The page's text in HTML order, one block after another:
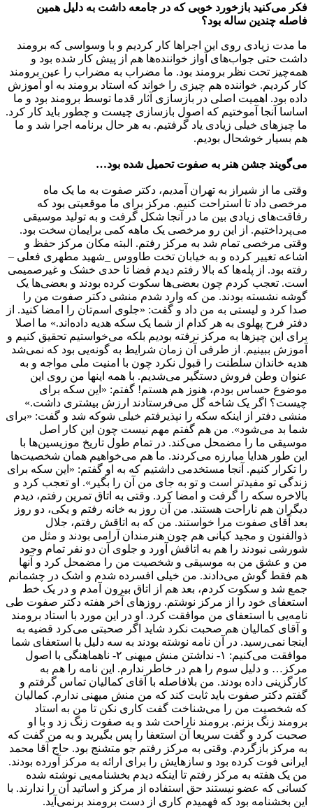
فکر می‌کنید بازخورد خوبی که در جامعه داشت به دلیل همین
فاصله چندین ساله بود؟
ما مدت زیادی روی این اجراها کار کردیم و با وسواسی که برومند
داشت حتی جواب‌های آواز خواننده‌ها هم از پیش کار شده بود و
همه‌چیز تحت نظر برومند بود. ما مضراب به مضراب را عین برومند
کار کردیم. خواننده هم چیزی را خواند که استاد برومند به او آموزش
داده بود. اهمیت اصلی در بازسازی آثار قدما توسط برومند بود و ما
اساسا آنجا آموختیم که اصول بازسازی چیست و چطور باید کار کرد.
ما چیزهای خیلی زیادی یاد گرفتیم. به هر حال برنامه اجرا شد و ما
هم بسیار خوشحال بودیم.
می‌گویند جشن هنر به صفوت تحمیل شده بود…
وقتی ما از شیراز به تهران آمدیم، دکتر صفوت به ما یک ماه
مرخصی داد تا استراحت کنیم. مرکز برای ما موقعیتی بود که
رفاقت‌های زیادی بین ما در آنجا شکل گرفت و به تولید موسیقی
می‌پرداختیم. از این رو مرخصی یک ماهه کمی برایمان سخت بود.
وقتی مرخصی تمام شد به مرکز رفتم. البته مکان مرکز حفظ و
اشاعه تغییر کرده و به خیابان تخت طاووس _شهید مطهری فعلی –
رفته بود. از پله‌ها که بالا رفتم دیدم فضا تا حدی خشک و غیرصمیمی
است. تعجب کردم چون بعضی‌ها سکوت کرده بودند و بعضی‌ها یک
گوشه نشسته بودند. من که وارد شدم منشی دکتر صفوت من را
صدا کرد و لیستی به من داد و گفت: «جلوی اسم‌تان را امضا کنید. از
دفتر فرح پهلوی به هر کدام از شما یک سکه هدیه داده‌اند.» ما اصلا
برای این چیزها به مرکز نرفته بودیم بلکه می‌خواستیم تحقیق کنیم و
آموزش ببینیم. از طرفی آن زمان شرایط به گونه‌یی بود که نمی‌شد
هدیه خاندان سلطنت را قبول نکرد چون با امنیت ملی مواجه و به
عنوان وطن فروش دستگیر می‌شدیم. با همه اینها من روی این
موضوع حساس بودم، هنوز هم هستم! گفتم: «این سکه برای
چیست؟ اگر یک شاخه گل می‌فرستادند ارزش بیشتری داشت.»
منشی دفتر از اینکه سکه را نپذیرفتم خیلی شوکه شد و گفت: «برای
شما بد می‌شود». من هم گفتم مهم نیست چون این کار اصل
موسیقی ما را مضمحل می‌کند. در تمام طول تاریخ موزیسین‌ها با
این طور هدایا مبارزه می‌کردند. ما هم می‌خواهیم همان شخصیت‌ها
را تکرار کنیم. آنجا مستخدمی داشتیم که به او گفتم: «این سکه برای
زندگی تو مفید‌تر است و تو به جای من آن را بگیر». او تعجب کرد و
بالاخره سکه را گرفت و امضا کرد. وقتی به اتاق تمرین رفتم، دیدم
دیگران هم ناراحت هستند. من آن روز به خانه رفتم و یکی، دو روز
بعد آقای صفوت مرا خواستند. من که به اتاقش رفتم، جلال
ذوالفنون و مجید کیانی هم چون هنرمندان آرامی بودند و مثل من
شورشی نبودند را هم به اتاقش آورد و جلوی آن دو نفر تمام وجود
من و عشق من به موسیقی و شخصیت من را مضمحل کرد و آنها
هم فقط گوش می‌دادند. من خیلی افسرده شدم و اشک در چشمانم
جمع شد و سکوت کردم، بعد هم از اتاق بیرون آمدم و در یک خط
استعفای خود را از مرکز نوشتم. روزهای آخر هفته دکتر صفوت طی
نامه‌یی با استعفای من موافقت کرد. او در این مورد با استاد برومند
و آقای کمالیان هم صحبت نکرد شاید اگر صحبتی می‌کرد قضیه به
اینجا نمی‌رسید. در آن نامه نوشته بودند به سه دلیل با استعفای شما
موافقت می‌کنیم: ۱- نداشتن منش میهنی ۲- ناهماهنگی با اصول
مرکز… و دلیل سوم را هم در خاطر ندارم. این نامه را هم به
کارگزینی داده بودند. من بلافاصله با آقای کمالیان تماس گرفتم و
گفتم دکتر صفوت باید ثابت کند که من منش میهنی ندارم. کمالیان
که شخصیت من را می‌شناخت گفت کاری نکن تا من به استاد
برومند زنگ بزنم. برومند ناراحت شد و به صفوت زنگ زد و با او
صحبت کرد و گفت سریعا آن استعفا را پس بگیرید و به من گفت که
به مرکز بازگردم. وقتی به مرکز رفتم جو متشنج بود. حاج آقا محمد
ایرانی فوت کرده بود و سازهایش را برای ارائه به مرکز آورده بودند.
من یک هفته به مرکز رفتم تا اینکه دیدم بخشنامه‌یی نوشته شده
کسانی که عضو نیستند حق استفاده از مرکز و اساتید آن را ندارند. با
این بخشنامه بود که فهمیدم کاری از دست برومند برنمی‌آید.